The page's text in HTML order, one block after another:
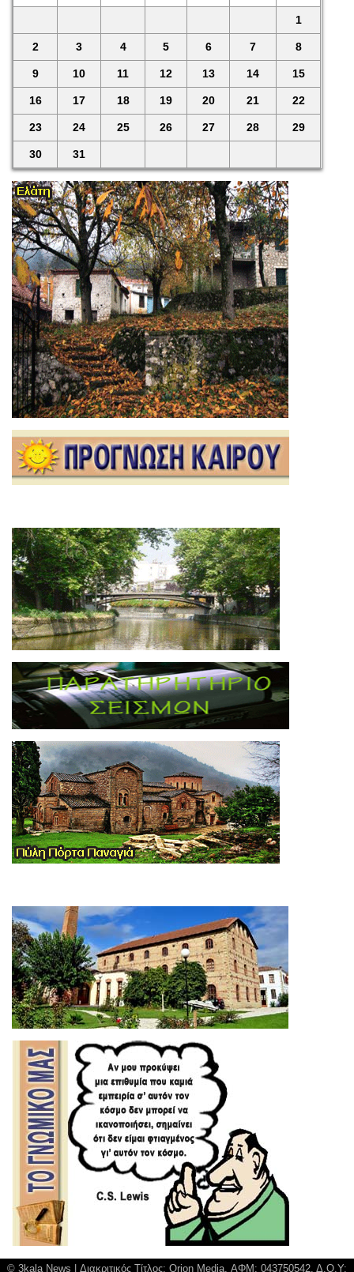
1
2 3 4 5 6 7 8
9 10 11 12 13 14 15
16 17 18 19 20 21 22
23 24 25 26 27 28 29
30 31
© 3kala News | Διακριτικός Τίτλος: Orion Media, ΑΦΜ: 043750542, Δ.Ο.Υ: